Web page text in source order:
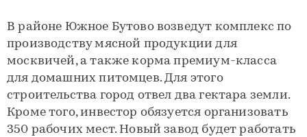
В районе Южное Бутово возведут комплекс по
производству мясной продукции для
москвичей, а также корма премиум-класса
для домашних питомцев. Для этого
строительства город отвел два гектара земли.
Кроме того, инвестор обязуется организовать
350 рабочих мест. Новый завод будет работать